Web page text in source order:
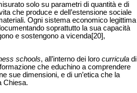
solo su parametri di quantità e di
che produce e dell’estensione sociale
Ogni sistema economico legittima
soprattutto la sua capacità
e sostengono a vicenda[20],
schools, all’interno dei loro curricula di
che educhino a comprendere
sue dimensioni, e di un’etica che la
Chiesa.